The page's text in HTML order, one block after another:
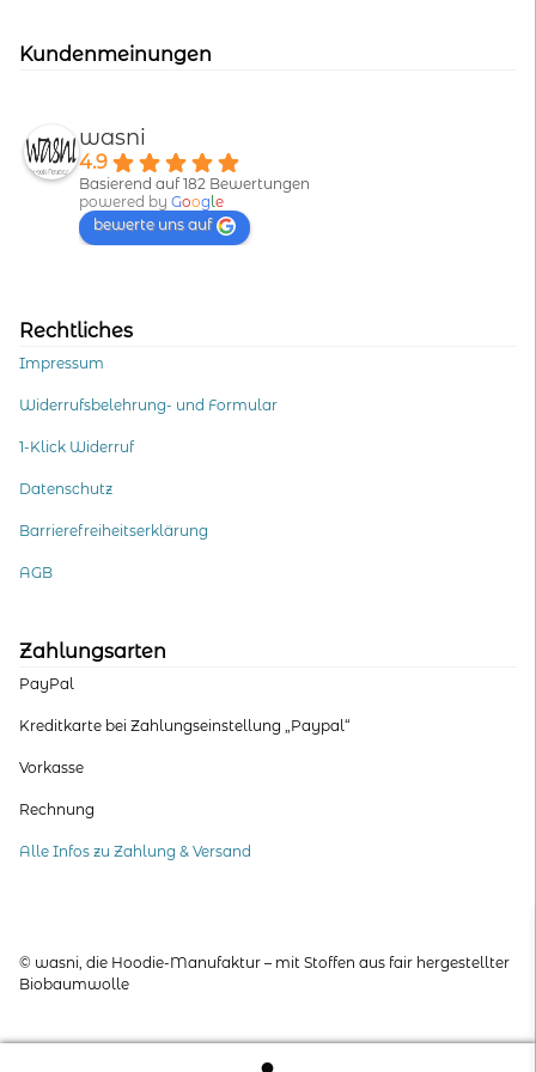
Kundenmeinungen
wasni
4.9
Basierend auf 182 Bewertungen
powered by Goog le
bewerte uns auf
Rechtliches
Impressum
Widerrufsbelehrung- und Formular
1-Klick Widerruf
Datenschutz
Barrierefreiheitserklärung
AGB
Zahlungsarten
PayPal
Kreditkarte bei Zahlungseinstellung „Paypal“
Vorkasse
Rechnung
Alle Infos zu Zahlung & Versand
© wasni, die Hoodie-Manufaktur – mit Stoffen aus fair hergestellter
Biobaumwolle